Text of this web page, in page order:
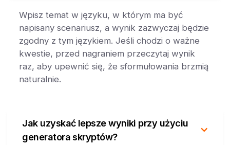
Wpisz temat w języku, w którym ma być
napisany scenariusz, a wynik zazwyczaj będzie
zgodny z tym językiem. Jeśli chodzi o ważne
kwestie, przed nagraniem przeczytaj wynik
raz, aby upewnić się, że sformułowania brzmią
naturalnie.
Jak uzyskać lepsze wyniki przy użyciu
generatora skryptów?